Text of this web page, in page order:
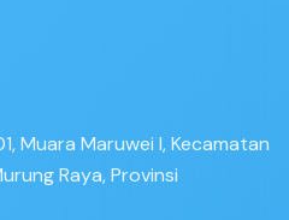
Muara Maruwei I, Kecamatan
Raya, Provinsi